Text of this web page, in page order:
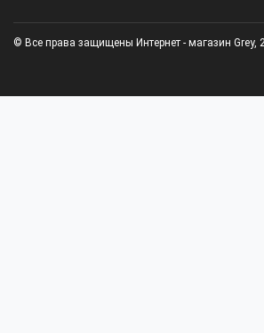
© Все права защищены Интернет - магазин Grey,